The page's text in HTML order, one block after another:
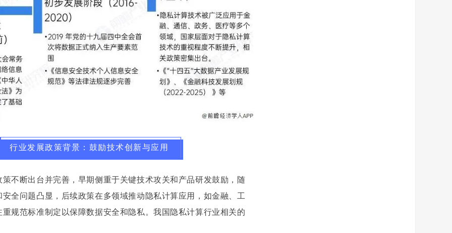
行业发展政策背景：鼓励技术创新与应用
不断出台并完善，早期侧重于关键技术攻关和产品研发鼓励，随
全问题凸显，后续政策在多领域推动隐私计算应用，如金融、工
规范标准制定以保障数据安全和隐私。我国隐私计算行业相关的